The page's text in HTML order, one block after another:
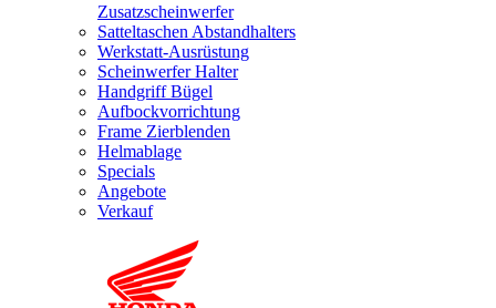
Zusatzscheinwerfer
Satteltaschen Abstandhalters
Werkstatt-Ausrüstung
Scheinwerfer Halter
Handgriff Bügel
Aufbockvorrichtung
Frame Zierblenden
Helmablage
Specials
Angebote
Verkauf